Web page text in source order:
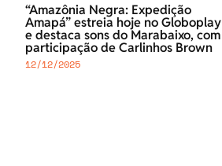
“Amazônia Negra: Expedição
Amapá” estreia hoje no Globoplay
e destaca sons do Marabaixo, com
participação de Carlinhos Brown
12/12/2025